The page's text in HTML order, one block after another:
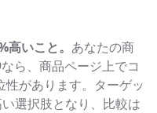
いこと。 あなたの商
ら、商品ページ上でコ
があります。ターゲッ
選択肢となり、比較は